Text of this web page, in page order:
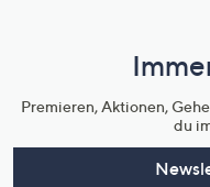
Premieren, Aktionen,
du